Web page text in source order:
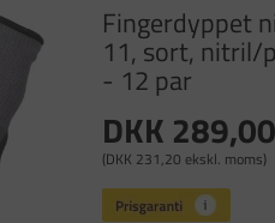
Fingerdyppet
11, sort, nitril/
- 12 par
DKK 289,00
(DKK 231,20 ekskl. moms)